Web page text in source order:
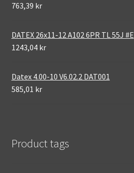
763,39 kr
DATEX 26x11-12 A102 6PR TL 55J #E
1243,04 kr
Datex 4.00-10 V6.02.2 DAT001
585,01 kr
Product tags